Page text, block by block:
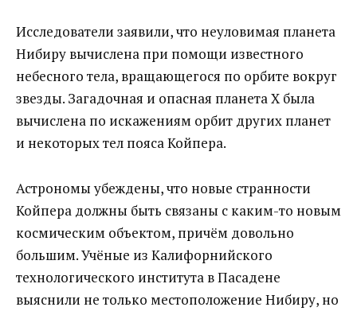
Исследователи заявили, что неуловимая планета
Нибиру вычислена при помощи известного
небесного тела, вращающегося по орбите вокруг
звезды. Загадочная и опасная планета Х была
вычислена по искажениям орбит других планет
и некоторых тел пояса Койпера.
Астрономы убеждены, что новые странности
Койпера должны быть связаны с каким-то новым
космическим объектом, причём довольно
большим. Учёные из Калифорнийского
технологического института в Пасадене
выяснили не только местоположение Нибиру, но